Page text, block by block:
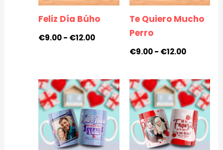
Feliz Día Búho
€9.00- €12.00
Te Quiero Mucho
Perro
€9.00 - €12.00